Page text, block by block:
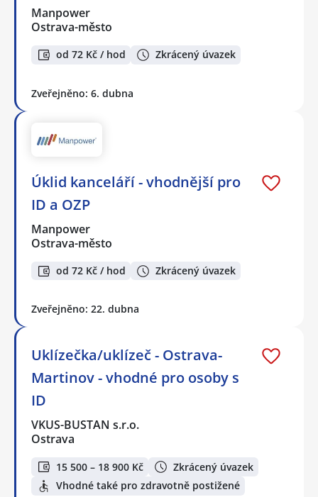
Manpower
Ostrava-město
od 72 Kč / hod Zkrácený úvazek
Zveřejněno: 6. dubna
Úklid kanceláří - vhodnější pro
ID a OZP
Manpower
Ostrava-město
od 72 Kč / hod Zkrácený úvazek
Zveřejněno: 22. dubna
Uklízečka/uklízeč - Ostrava-
Martinov - vhodné pro osoby s
ID
VKUS-BUSTAN s.r.o.
Ostrava
15 500 – 18 900 Kč
Zkrácený úvazek
Vhodné také pro zdravotně postižené